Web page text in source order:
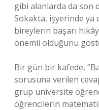
gibi alanlarda da son
Sokakta, işyerinde ya
bireylerin başarı
önemli olduğunu
Bir gün bir kafede,
sorusuna verilen
grup üniversite
öğrencilerin